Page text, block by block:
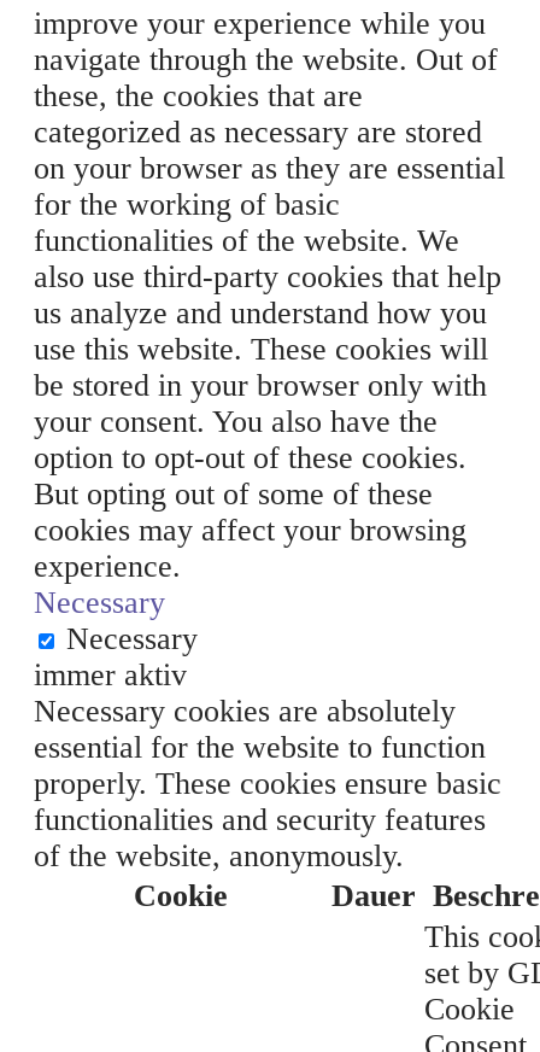
improve your experience while you
navigate through the website. Out of
these, the cookies that are
categorized as necessary are stored
on your browser as they are essential
for the working of basic
functionalities of the website. We
also use third-party cookies that help
us analyze and understand how you
use this website. These cookies will
be stored in your browser only with
your consent. You also have the
option to opt-out of these cookies.
But opting out of some of these
cookies may affect your browsing
experience.
Necessary
Necessary
immer aktiv
Necessary cookies are absolutely
essential for the website to function
properly. These cookies ensure basic
functionalities and security features
of the website, anonymously.
Cookie
Dauer
This
set by
Cookie